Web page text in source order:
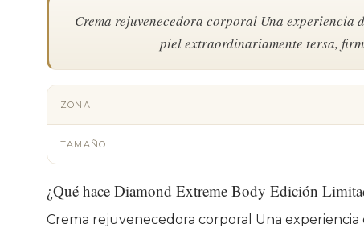
Crema rejuvenecedora corporal Una experiencia
piel extraordinariamente tersa,
ZONA
TAMAÑO
¿Qué hace Diamond Extreme Body Edición
Crema rejuvenecedora corporal Una